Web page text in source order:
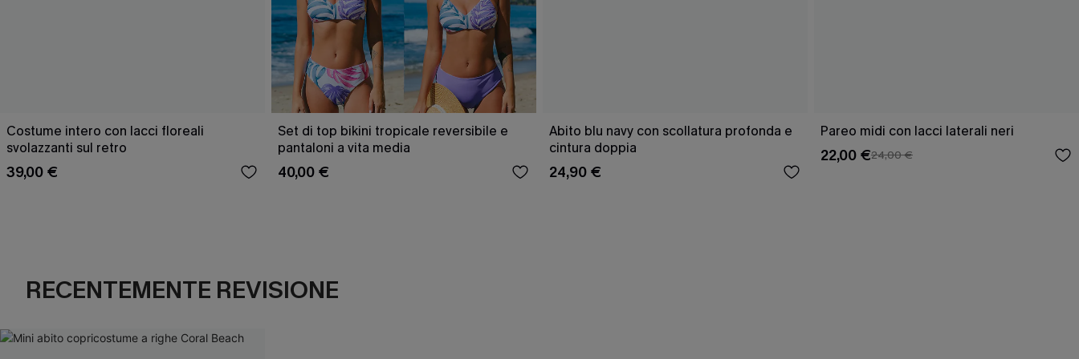
Costume intero con lacci floreali
svolazzanti sul retro
39,00 €
Set di top bikini tropicale reversibile e
pantaloni a vita media
40,00 €
Abito blu navy con scollatura profonda e
cintura doppia
24,90 €
Pareo midi con lacci laterali neri
22,00 €24,00 €
RECENTEMENTE REVISIONE